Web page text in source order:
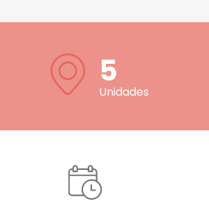
5
Unidades